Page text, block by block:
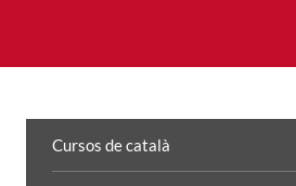
Cursos de català